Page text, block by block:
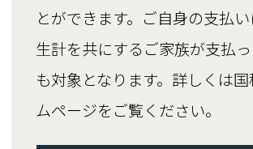
とができます。ご自身の支払い
生計を共にするご家族が支払
も対象となります。詳しくは
ムページをご覧ください。